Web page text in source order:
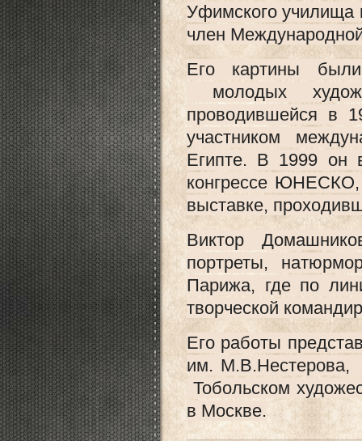
Уфимского училища
член
Его картины
молодых
проводившейся в
участником
Египте. В 1999 он
конгрессе
выставке,
Виктор
портреты,
Парижа, где по
творческой
Его работы
им.
Тобольском
в Москве.